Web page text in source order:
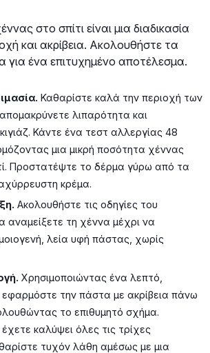
στο σπίτι είναι μια διαδικασία
και ακρίβεια. Ακολουθήστε τα
ένα επιτυχημένο αποτέλεσμα.
Καθαρίστε καλά την περιοχή των
λιπαρότητα και
Κάντε ένα τεστ αλλεργίας 48
μια μικρή ποσότητα χέννας
Προστατέψτε το δέρμα γύρω από τα
κρέμα.
Ακολουθήστε τις οδηγίες του
αναμείξετε τη χέννα μέχρι να
λεία υφή πάστας, χωρίς
Χρησιμοποιώντας ένα λεπτό,
εφαρμόστε την πάστα με ακρίβεια πάνω
το επιθυμητό σχήμα.
έχετε καλύψει όλες τις τρίχες
τυχόν λάθη αμέσως με μια